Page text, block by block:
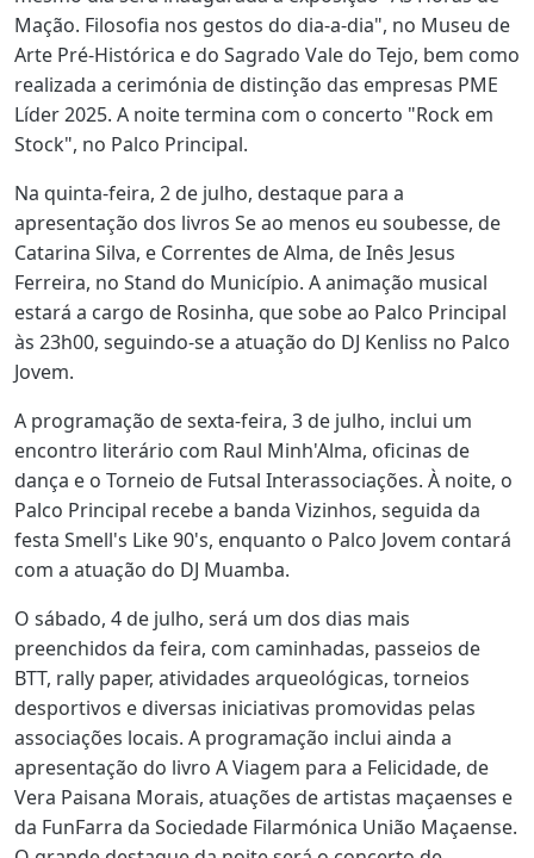
Mação. Filosofia nos gestos do dia-a-dia", no Museu de
Arte Pré-Histórica e do Sagrado Vale do Tejo, bem como
realizada a cerimónia de distinção das empresas PME
Líder 2025. A noite termina com o concerto "Rock em
Stock", no Palco Principal.
Na quinta-feira, 2 de julho, destaque para a
apresentação dos livros Se ao menos eu soubesse, de
Catarina Silva, e Correntes de Alma, de Inês Jesus
Ferreira, no Stand do Município. A animação musical
estará a cargo de Rosinha, que sobe ao Palco Principal
às 23h00, seguindo-se a atuação do DJ Kenliss no Palco
Jovem.
A programação de sexta-feira, 3 de julho, inclui um
encontro literário com Raul Minh'Alma, oficinas de
dança e o Torneio de Futsal Interassociações. À noite, o
Palco Principal recebe a banda Vizinhos, seguida da
festa Smell's Like 90's, enquanto o Palco Jovem contará
com a atuação do DJ Muamba.
O sábado, 4 de julho, será um dos dias mais
preenchidos da feira, com caminhadas, passeios de
BTT, rally paper, atividades arqueológicas, torneios
desportivos e diversas iniciativas promovidas pelas
associações locais. A programação inclui ainda a
apresentação do livro A Viagem para a Felicidade, de
Vera Paisana Morais, atuações de artistas maçaenses e
da FunFarra da Sociedade Filarmónica União Maçaense.